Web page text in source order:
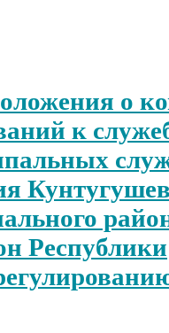
о
к
Республики